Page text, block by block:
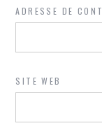
ADRESSE DE
SITE WEB